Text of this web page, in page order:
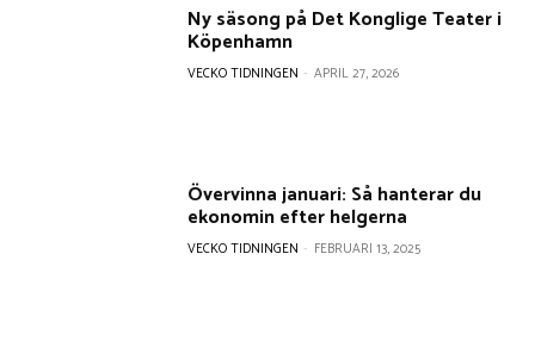
Ny säsong på Det Konglige Teater i
Köpenhamn
VECKO TIDNINGEN - APRIL 27, 2026
Övervinna januari: Så hanterar du
ekonomin efter helgerna
VECKO TIDNINGEN - FEBRUARI 13, 2025